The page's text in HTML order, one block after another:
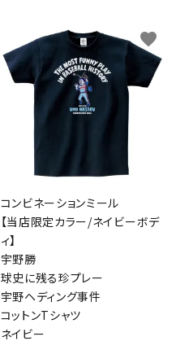
コンビネーションミール
【当店限定カラー/ネイビーボデ
ィ】
宇野勝
球史に残る珍プレー
宇野ヘディング事件
コットンTシャツ
ネイビー
favorite